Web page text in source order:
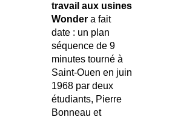
travail aux usines
Wonder a fait
date : un plan
séquence de 9
minutes tourné à
Saint-Ouen en juin
1968 par deux
étudiants, Pierre
Bonneau et